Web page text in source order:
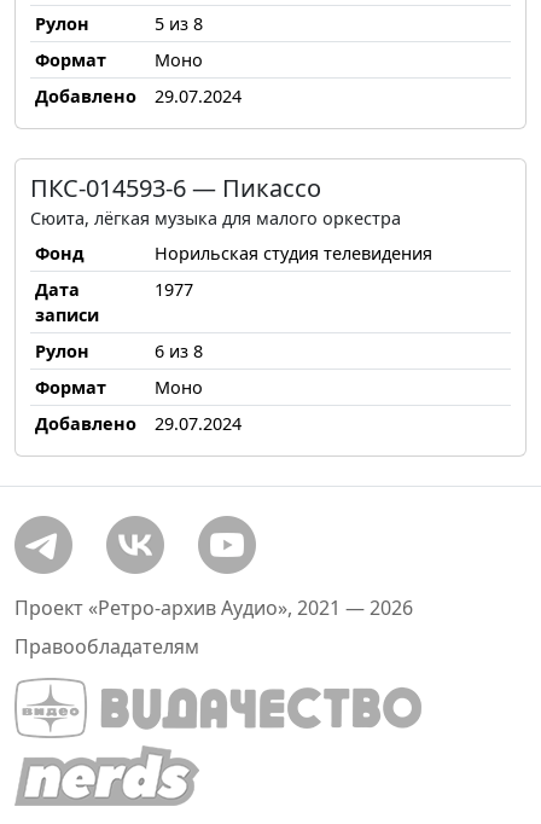
Рулон
5 из 8
Формат
Моно
Добавлено
29.07.2024
ПКС-014593-6 — Пикассо
Сюита, лёгкая музыка для малого оркестра
Фонд
Норильская студия телевидения
Дата
записи
1977
Рулон
6 из 8
Формат
Моно
Добавлено
29.07.2024
Проект «Ретро-архив Аудио», 2021 — 2026
Правообладателям